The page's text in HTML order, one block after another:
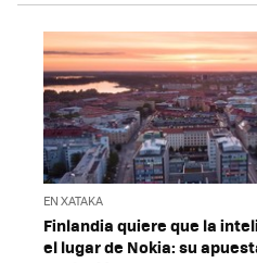
EN XATAKA
Finlandia quiere que la
el lugar de Nokia: su